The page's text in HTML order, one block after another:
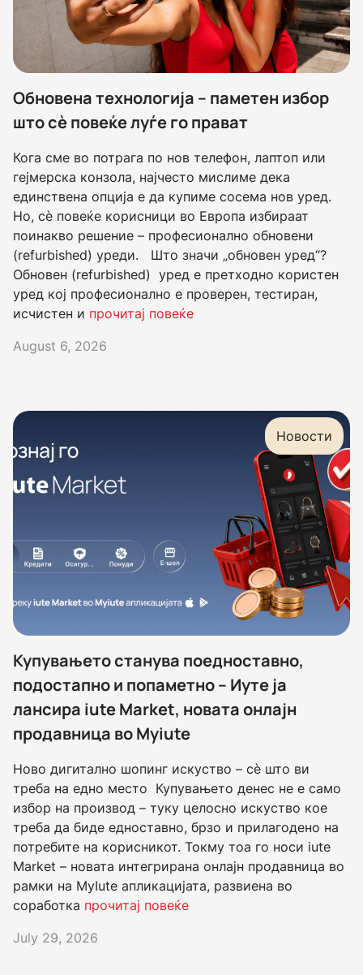
Обновена технологија – паметен избор
што сè повеќе луѓе го прават
Кога сме во потрага по нов телефон, лаптоп или
гејмерска конзола, најчесто мислиме дека
единствена опција е да купиме сосема нов уред.
Но, сè повеќе корисници во Европа избираат
поинакво решение – професионално обновени
(refurbished) уреди. Што значи „обновен уред“?
Обновен (refurbished) уред е претходно користен
уред кој професионално е проверен, тестиран,
исчистен и прочитај повеќе
August 6, 2026
Купувањето станува поедноставно,
подостапно и попаметно – Иуте ја
лансира iute Market, новата онлајн
продавница во Myiute
Ново дигитално шопинг искуство – сè што ви
треба на едно место Купувањето денес не е само
избор на производ – туку целосно искуство кое
треба да биде едноставно, брзо и прилагодено на
потребите на корисникот. Токму тоа го носи iute
Market – новата интегрирана онлајн продавница во
рамки на MyIute апликацијата, развиена во
соработка прочитај повеќе
July 29, 2026
Новости